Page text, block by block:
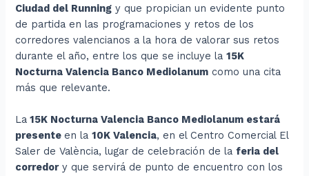
Ciudad del Running y que propician un evidente punto
de partida en las programaciones y retos de los
corredores valencianos a la hora de valorar sus retos
durante el año, entre los que se incluye la15K
Nocturna Valencia Banco Mediolanum como una cita
más que relevante.
La 15K Nocturna Valencia Banco Mediolanum estará
presenteen la10K Valencia, en el Centro Comercial El
Saler de València, lugar de celebración de laferia del
corredory que servirá de punto de encuentro con los